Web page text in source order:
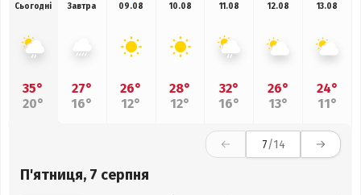
Сьогодні
35°
20°
Завтра
27°
16°
09.08
26°
12°
10.08
28°
12°
11.08
32°
16°
12.08
26°
13°
13.08
24°
11°
7/14
П'ятниця, 7 серпня